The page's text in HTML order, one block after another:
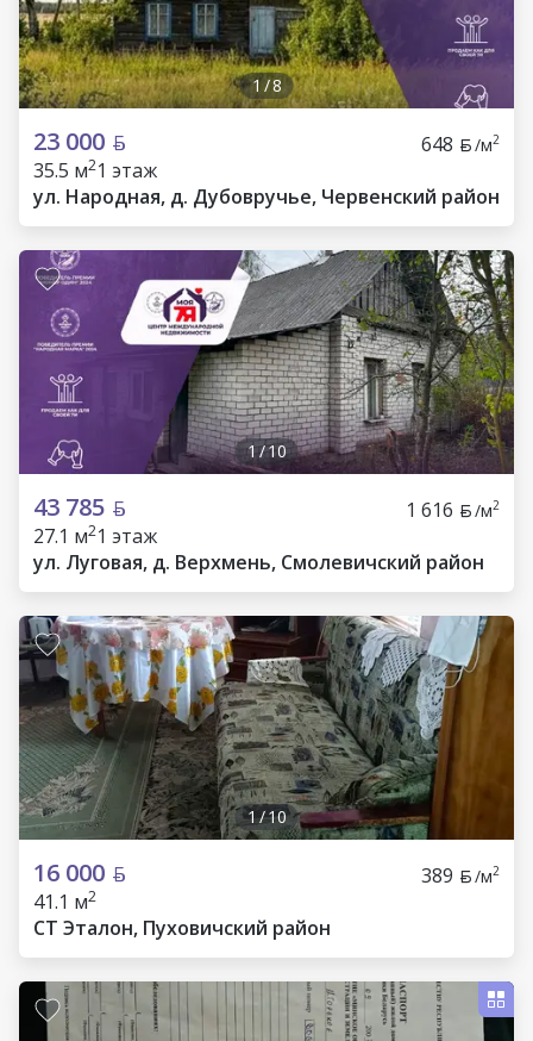
1/8
23 000 648 /м2
35.5 м21 этаж
ул. Народная, д. Дубовручье, Червенский район
1/10
43 785 1 616 /м2
27.1 м21 этаж
ул. Луговая, д. Верхмень, Смолевичский район
1/10
16 000 389 /м2
41.1 м2
СТ Эталон, Пуховичский район